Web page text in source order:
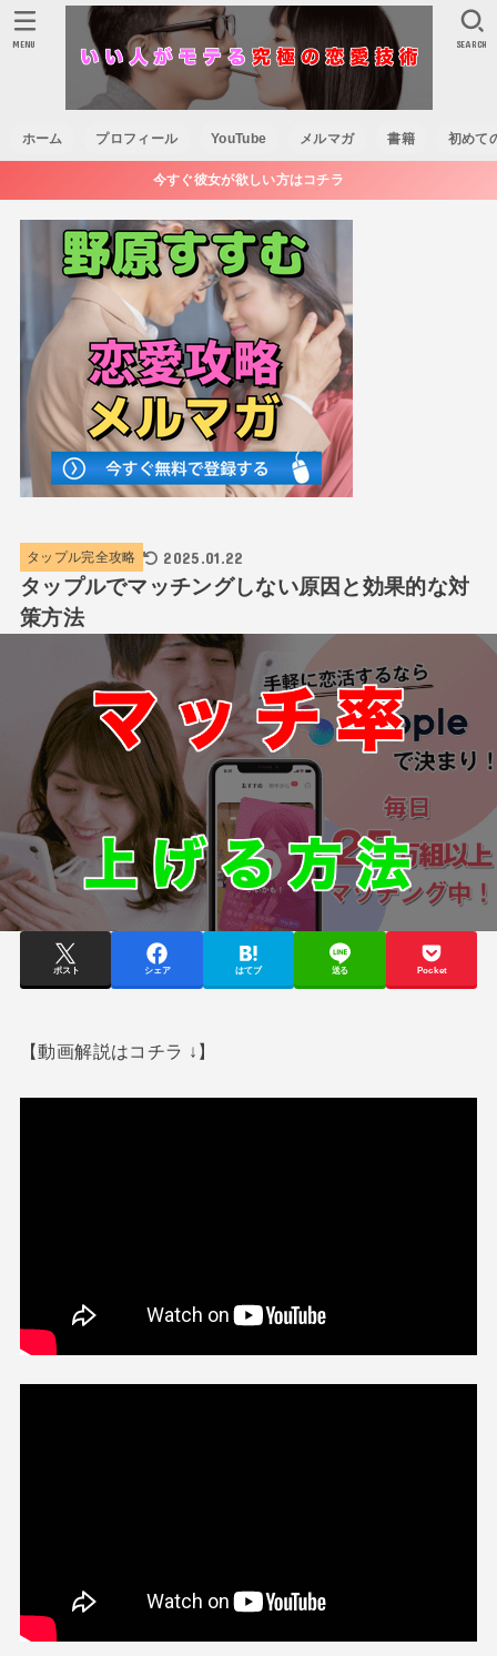
ホーム プロフィール YouTube メルマガ 書籍 初めて
SEARCH
MENU
今すぐ彼女が欲しい方はコチラ
タップル完全攻略 2025.01.22
タップルでマッチングしない原因と効果的な対
策方法
ポスト シェア はてブ 送る Pocket
【動画解説はコチラ ↓】